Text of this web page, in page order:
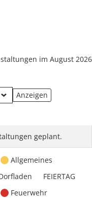
im August 2026
geplant.
Allgemeines
FEIERTAG
Feuerwehr